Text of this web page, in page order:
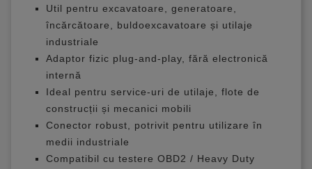
Util pentru excavatoare, generatoare,
încărcătoare, buldoexcavatoare și utilaje
industriale
Adaptor fizic plug-and-play, fără electronică
internă
Ideal pentru service-uri de utilaje, flote de
construcții și mecanici mobili
Conector robust, potrivit pentru utilizare în
medii industriale
Compatibil cu testere OBD2 / Heavy Duty